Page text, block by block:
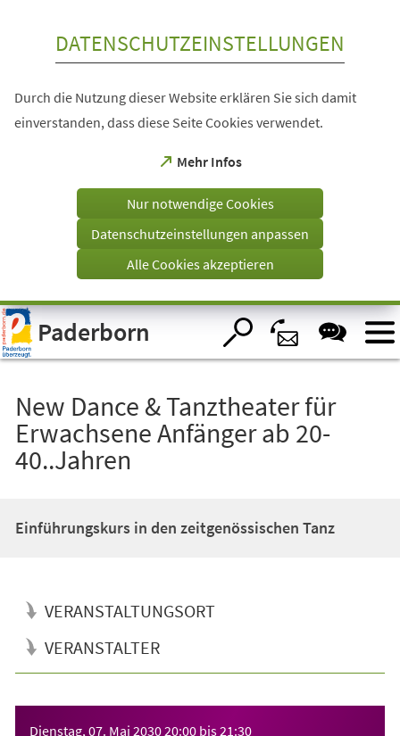
Visuelle
Assistenzsoftware
öffnen.
DATENSCHUTZEINSTELLUNGEN
Durch die Nutzung dieser Website erklären Sie sich damit
einverstanden, dass diese Seite Cookies verwendet.
Mehr Infos
(Öffnet
einem
Tab)
Nur notwendige Cookies
Datenschutzeinstellungen anpassen
Alle Cookies akzeptieren
Paderborn
New Dance & Tanztheater für
Erwachsene Anfänger ab 20-
40..Jahren
Einführungskurs in den zeitgenössischen Tanz
VERANSTALTUNGSORT
VERANSTALTER
Dienstag, 07. Mai 203020:00 bis21:30